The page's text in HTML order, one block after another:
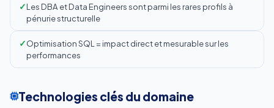
Les DBA et Data Engineers sont parmi les rares profils à
pénurie structurelle
Optimisation SQL = impact direct et mesurable sur les
performances
Technologies clés du domaine